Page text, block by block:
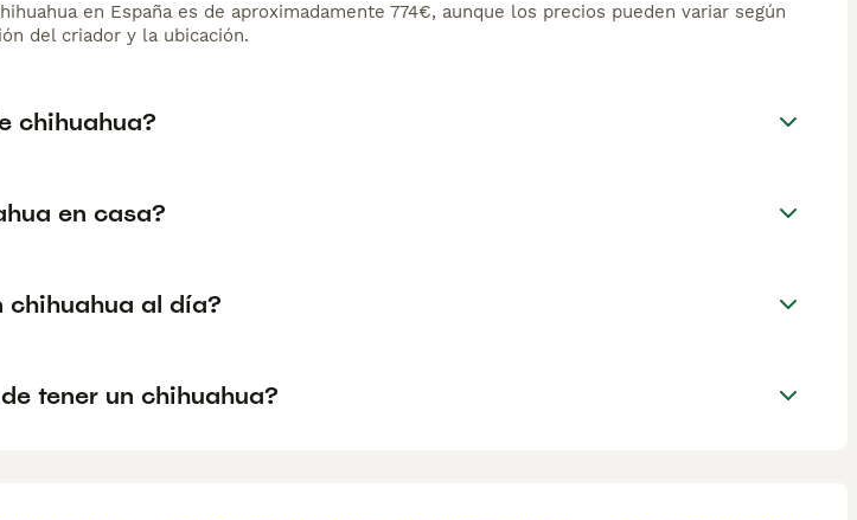
en España es de aproximadamente 774€, aunque los precios pueden variar según
del criador y la ubicación.
chihuahua?
en casa?
chihuahua al día?
tener un chihuahua?